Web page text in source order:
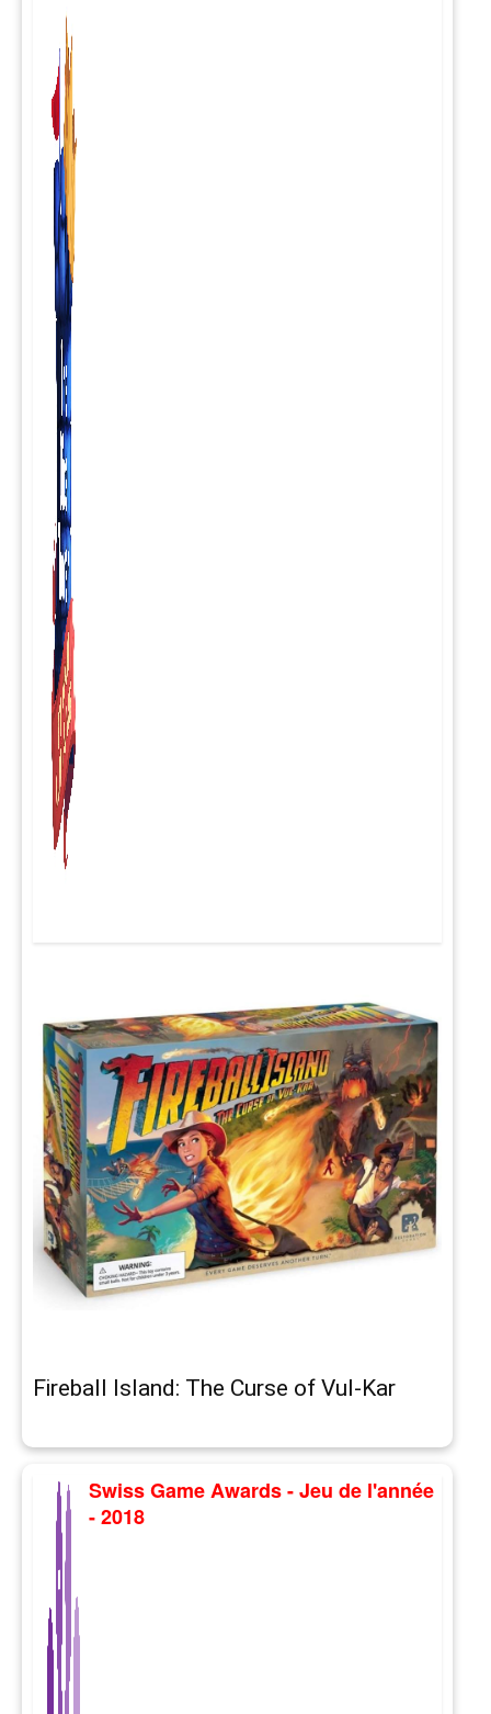
Fireball Island: The Curse of Vul-Kar
Swiss Game Awards - Jeu de l'année
- 2018